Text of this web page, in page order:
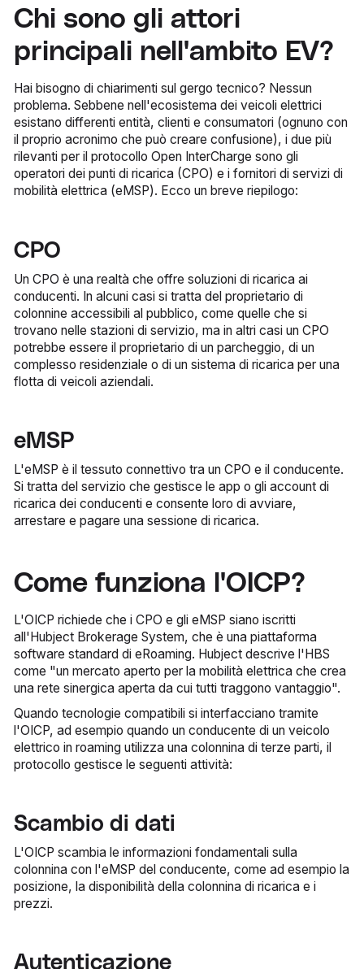
Chi sono gli attori
principali nell'ambito EV?
Hai bisogno di chiarimenti sul gergo tecnico? Nessun
problema. Sebbene nell'ecosistema dei veicoli elettrici
esistano differenti entità, clienti e consumatori (ognuno con
il proprio acronimo che può creare confusione), i due più
rilevanti per il protocollo Open InterCharge sono gli
operatori dei punti di ricarica (CPO) e i fornitori di servizi di
mobilità elettrica (eMSP). Ecco un breve riepilogo:
CPO
Un CPO è una realtà che offre soluzioni di ricarica ai
conducenti. In alcuni casi si tratta del proprietario di
colonnine accessibili al pubblico, come quelle che si
trovano nelle stazioni di servizio, ma in altri casi un CPO
potrebbe essere il proprietario di un parcheggio, di un
complesso residenziale o di un sistema di ricarica per una
flotta di veicoli aziendali.
eMSP
L'eMSP è il tessuto connettivo tra un CPO e il conducente.
Si tratta del servizio che gestisce le app o gli account di
ricarica dei conducenti e consente loro di avviare,
arrestare e pagare una sessione di ricarica.
Come funziona l'OICP?
L'OICP richiede che i CPO e gli eMSP siano iscritti
all'Hubject Brokerage System, che è una piattaforma
software standard di eRoaming. Hubject descrive l'HBS
come "un mercato aperto per la mobilità elettrica che crea
una rete sinergica aperta da cui tutti traggono vantaggio".
Quando tecnologie compatibili si interfacciano tramite
l'OICP, ad esempio quando un conducente di un veicolo
elettrico in roaming utilizza una colonnina di terze parti, il
protocollo gestisce le seguenti attività:
Scambio di dati
L'OICP scambia le informazioni fondamentali sulla
colonnina con l'eMSP del conducente, come ad esempio la
posizione, la disponibilità della colonnina di ricarica e i
prezzi.
Autenticazione